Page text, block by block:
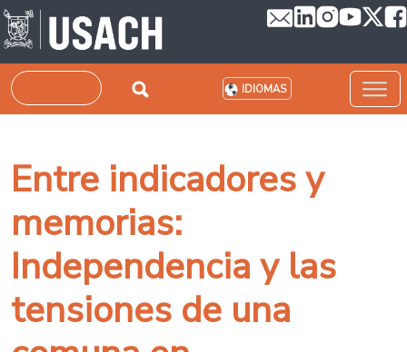
Pasar al contenido principal
Buscar IDIOMAS
Entre indicadores y
memorias:
Independencia y las
tensiones de una